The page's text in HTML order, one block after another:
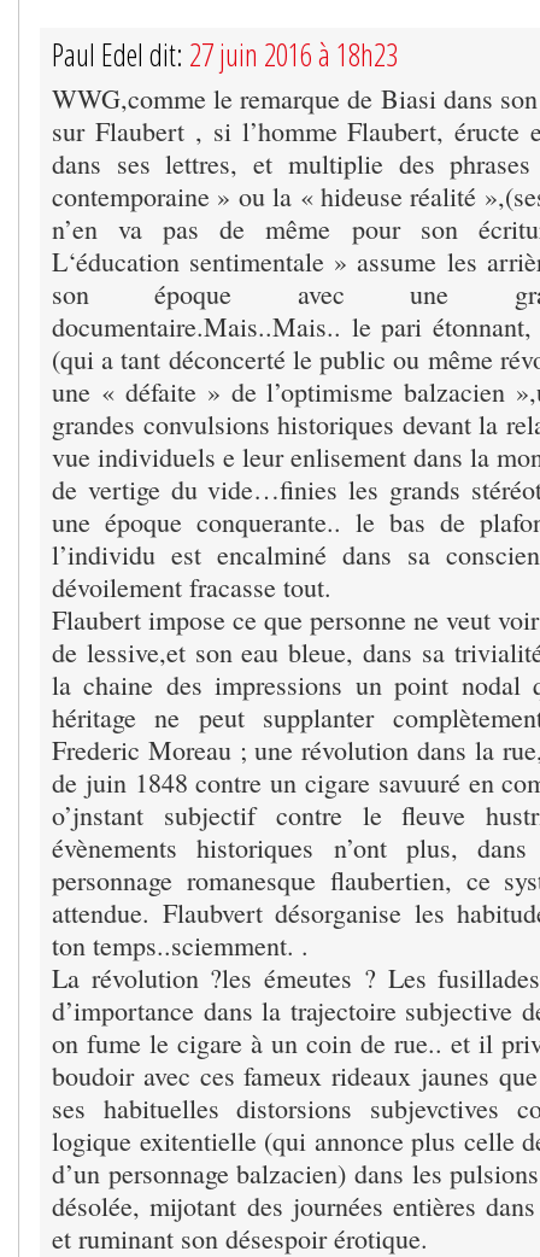
Paul Edel dit: 27 juin 2016 à 18h23
WWG,comme le remarque de Biasi dans
sur Flaubert , si l’homme Flaubert, éructe
dans ses lettres, et multiplie des
contemporaine » ou la « hideuse réalité
n’en va pas de même pour son
L‘éducation sentimentale » assume les
son époque avec une
documentaire.Mais..Mais.. le pari
(qui a tant déconcerté le public ou même
une « défaite » de l’optimisme balzacien
grandes convulsions historiques devant la
vue individuels e leur enlisement dans la
de vertige du vide…finies les grands
une époque conquerante.. le bas de
l’individu est encalminé dans sa
dévoilement fracasse tout.
Flaubert impose ce que personne ne veut
de lessive,et son eau bleue, dans sa
la chaine des impressions un point nodal
héritage ne peut supplanter
Frederic Moreau ; une révolution dans la
de juin 1848 contre un cigare savuuré en
o’jnstant subjectif contre le fleuve
évènements historiques n’ont plus,
personnage romanesque flaubertien, ce
attendue. Flaubvert désorganise les
ton temps..sciemment. .
La révolution ?les émeutes ? Les
d’importance dans la trajectoire subjective
on fume le cigare à un coin de rue.. et il
boudoir avec ces fameux rideaux jaunes
ses habituelles distorsions subjevctives
logique exitentielle (qui annonce plus celle
d’un personnage balzacien) dans les
désolée, mijotant des journées entières
et ruminant son désespoir érotique.